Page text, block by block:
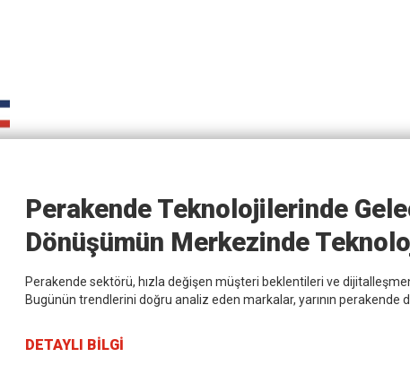
Perakende Teknolojilerinde
Dönüşümün Merkezinde
Perakende sektörü, hızla değişen müşteri beklentileri ve
Bugünün trendlerini doğru analiz eden markalar, yarının perakende
DETAYLI BİLGİ